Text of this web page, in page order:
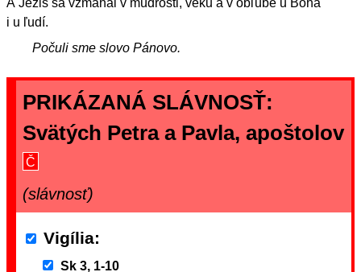
A Ježiš sa vzmáhal v múdrosti, veku a v obľube u Boha
i u ľudí.
Počuli sme slovo Pánovo.
PRIKÁZANÁ SLÁVNOSŤ:
Svätých Petra a Pavla, apoštolov
Č
(slávnosť)
Vigília
Sk 3, 1-10